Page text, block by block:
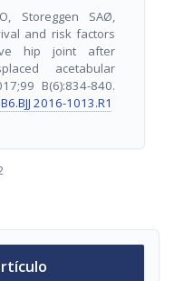
Storeggen SAØ,
and risk factors
hip joint after
acetabular
B(6):834-840.
2016-1013.R1